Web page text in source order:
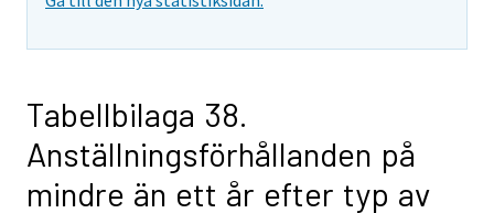
Tabellbilaga 38.
Anställningsförhållanden på
mindre än ett år efter typ av